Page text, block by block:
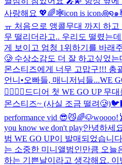
사랑해요 💖🌈🕸️icon is icon꩜໑
ㅠ 처음으로 앵콜무대 까지 하
무 떨리더라고.. 우리도 떨렸는
게 보이고 엄청 1위하기를 바래
🥲 수상소감도 더 잘 하고싶었
몬스티즈에게 너무 고맙구!!! 총
언니•오빠들, 매니저님들...WE
❤️‍🔥❤️‍🔥 드디어 첫 WE GO UP 무
몬스티즈~ (사실 조금 떨려🥲)
performance vid 😎😼🌈🐶
you know we don't play안녕하세
범 WE GO UP이 발매되었습니
는 소중한 미니앨범인만큼 오늘
하는 기쁜날이라고 생각해요.